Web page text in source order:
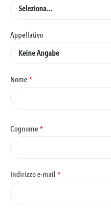
Appellativo
Nome*
Cognome*
Indirizzo e-mail*